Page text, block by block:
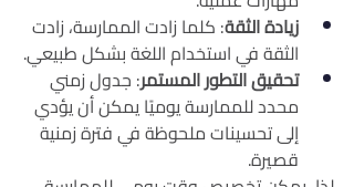
زيادة الثقة: كلما زادت الممارسة، زادت
الثقة في استخدام اللغة بشكل طبيعي.
تحقيق التطور المستمر: جدول زمني
محدد للممارسة يوميًا يمكن أن يؤدي
إلى تحسينات ملحوظة في فترة زمنية
قصيرة.